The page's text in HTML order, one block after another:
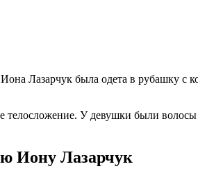
Лазарчук была одета в рубашку
телосложение. У девушки были
Иону Лазарчук